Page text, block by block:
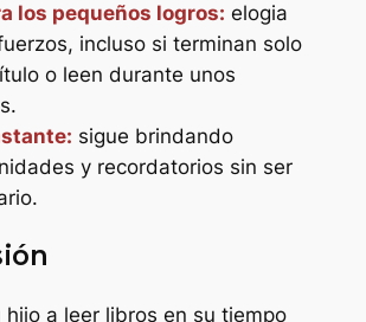
los pequeños logros: elogia
incluso si terminan solo
o leen durante unos
sigue brindando
y recordatorios sin ser
hijo a leer libros en su tiempo